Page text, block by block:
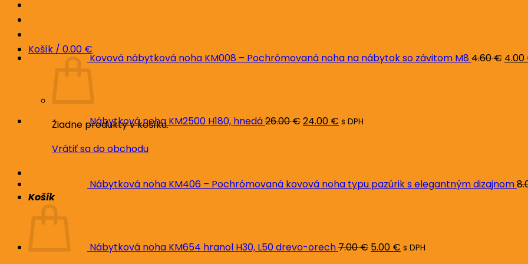
Košík / 0.00 €
Žiadne produkty v košíku.
Vrátiť sa do obchodu
Košík
Kovová nábytková noha KM008 – Pochrómovaná noha na nábytok so závitom M84.60€ 4.60
4.00
Nábytková noha KM2500 H180, hnedá26.00€26.00 €.
24.00 € 24.00 €.
s DPH
Nábytková noha KM406 – Pochrómovaná kovová noha typu pazúrik s elegantným dizajnom
Nábytková noha KM654 hranol H30, L50 drevo-orech7.00€ 7.00 €.
5.00 € 5.00 €.
s DPH